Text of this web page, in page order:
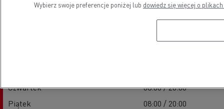
08:00 / 20:00
Czwartek
08:00 / 20:00
Piątek
08:00 / 20:00
Wybierz swoje preferencje poniżej lub dowiedz się więcej o